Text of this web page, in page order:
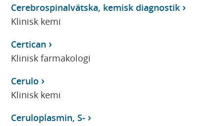
Cerebrospinalvätska, kemisk diagnostik
Klinisk kemi
Certican
Klinisk farmakologi
Cerulo
Klinisk kemi
Ceruloplasmin, S-